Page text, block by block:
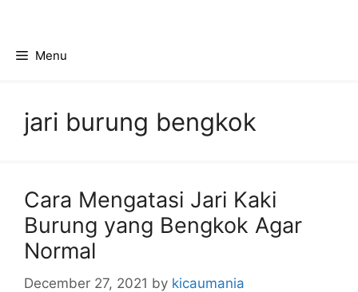
contentMenu
jari burung bengkok
Cara Mengatasi Jari Kaki
Burung yang Bengkok Agar
Normal
December 27, 2021 by kicaumania